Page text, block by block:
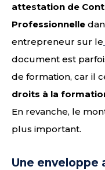
attestation de
Professionnelle
entrepreneur sur le
document est
de formation, car il
droits à la
En revanche, le
plus important.
Une enveloppe